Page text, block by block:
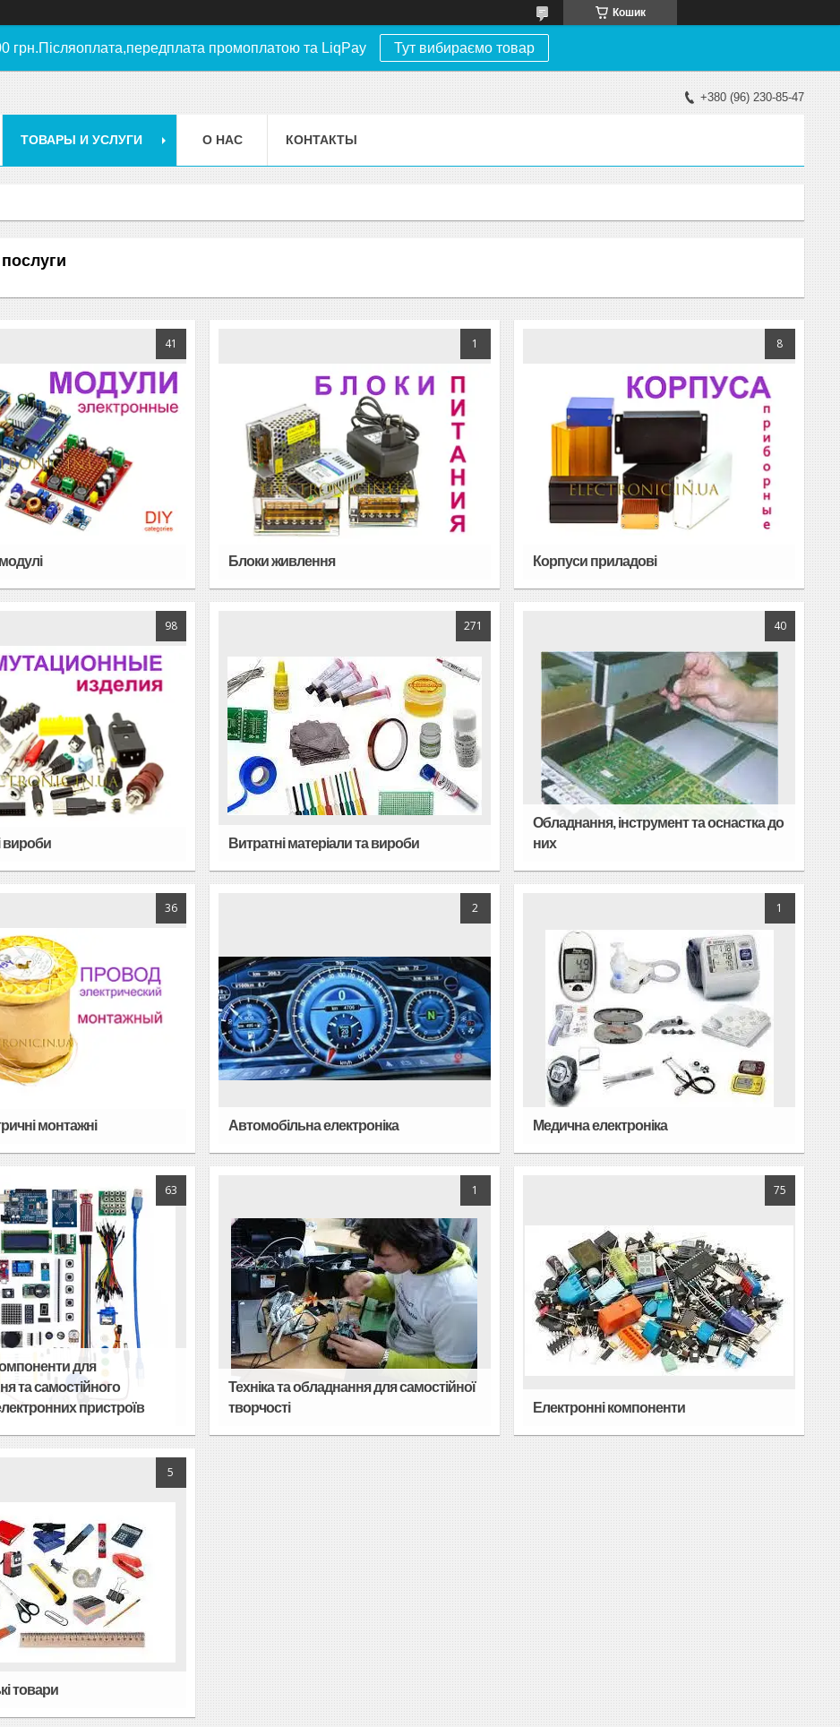
Кошик
грн.Післяоплата,передплата промоплатою та LiqPay Тут вибираємо товар
+380 (96) 230-85-47
ТОВАРЫ И УСЛУГИ О НАС КОНТАКТЫ
41 1
Блоки живлення
8
Корпуси приладові
98
вироби
271
Витратні матеріали та вироби
40
Обладнання, інструмент та оснастка до
них
36
монтажні
2
Автомобільна електроніка
1
Медична електроніка
63
для
та самостійного
пристроїв
1
Техніка та обладнання для самостійної
творчості
75
Електронні компоненти
5
товари